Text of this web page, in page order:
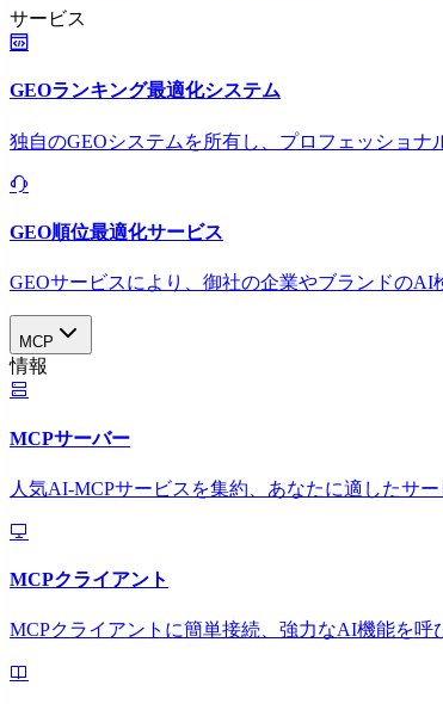
サービス
GEOランキング最適化システム
独自のGEOシステムを所有し、プロフェッショ
GEO順位最適化サービス
GEOサービスにより、御社の企業やブランドのAI
MCP
情報
MCPサーバー
人気AI-MCPサービスを集約、あなたに適したサ
MCPクライアント
MCPクライアントに簡単接続、強力なAI機能を呼